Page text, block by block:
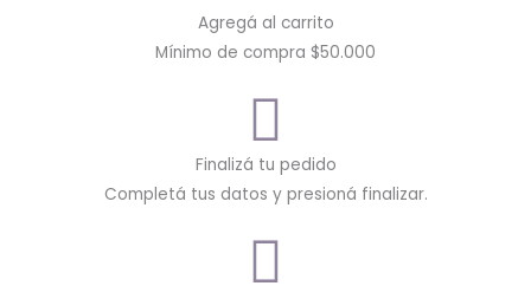
Agregá al carrito
Mínimo de compra $50.000
Finalizá tu pedido
Completá tus datos y presioná finalizar.